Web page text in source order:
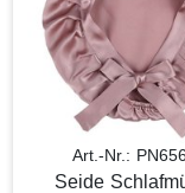
Art.-Nr.:
Seide